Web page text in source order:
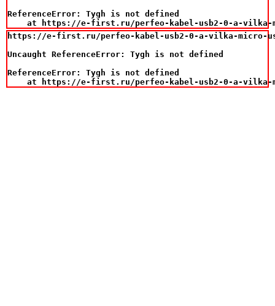
ReferenceError: Tygh is not defined
at https://e-first.ru/perfeo-kabel-usb2-0-a-
https://e-first.ru/perfeo-kabel-usb2-0-a-vilka-micro-
Uncaught ReferenceError: Tygh is not defined
ReferenceError: Tygh is not defined
at https://e-first.ru/perfeo-kabel-usb2-0-a-